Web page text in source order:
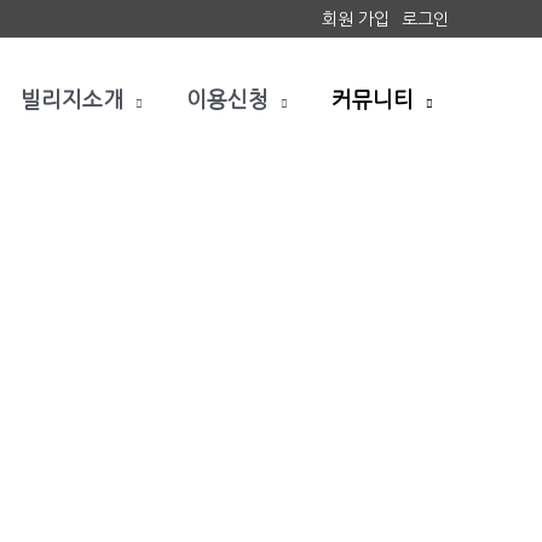
회원 가입 로그인
빌리지소개 이용신청 커뮤니티